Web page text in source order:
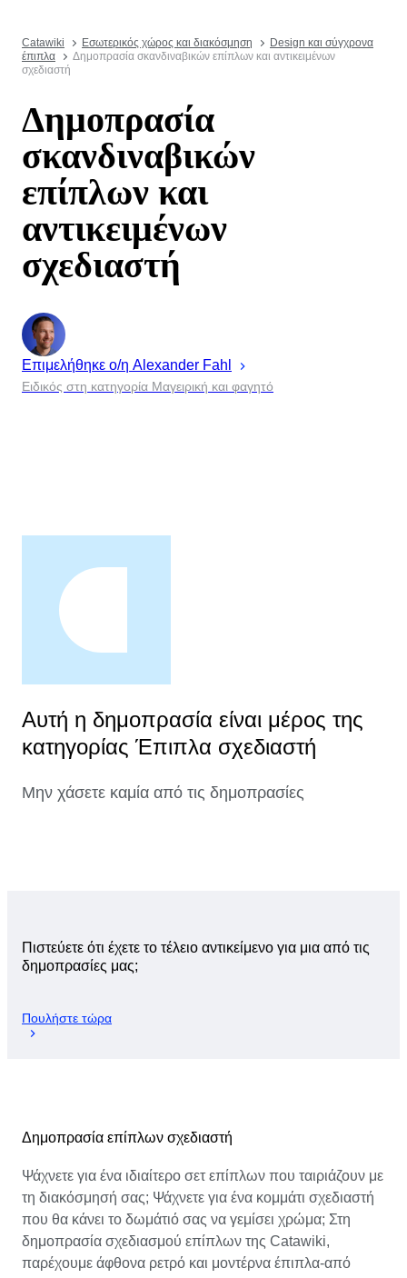
Catawiki Εσωτερικός χώρος και διακόσμηση
Design και σύγχρονα
έπιπλα
Δημοπρασία σκανδιναβικών επίπλων και αντικειμένων
σχεδιαστή
Δημοπρασία
σκανδιναβικών
επίπλων και
αντικειμένων
σχεδιαστή
Επιμελήθηκε ο/η Alexander Fahl
Ειδικός στη κατηγορία Μαγειρική και φαγητό
Αυτή η δημοπρασία είναι μέρος της
κατηγορίας Έπιπλα σχεδιαστή
Μην χάσετε καμία από τις δημοπρασίες
Πιστεύετε ότι έχετε το τέλειο αντικείμενο για μια από τις
δημοπρασίες μας;
Πουλήστε τώρα
Δημοπρασία επίπλων σχεδιαστή
Ψάχνετε για ένα ιδιαίτερο σετ επίπλων που ταιριάζουν με
τη διακόσμησή σας; Ψάχνετε για ένα κομμάτι σχεδιαστή
που θα κάνει το δωμάτιό σας να γεμίσει χρώμα; Στη
δημοπρασία σχεδιασμού επίπλων της Catawiki,
παρέχουμε άφθονα ρετρό και μοντέρνα έπιπλα-από